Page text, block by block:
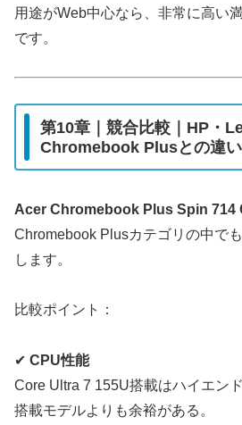
用途がWeb中心なら、非常に高い
です。
第10章｜競合比較｜HP・
Chromebook Plusとの違い
Acer Chromebook Plus Spin 714
Chromebook Plusカテゴリの中で
します。
比較ポイント：
✔ CPU性能
Core Ultra 7 155U搭載はハイエン
搭載モデルよりも余裕がある。